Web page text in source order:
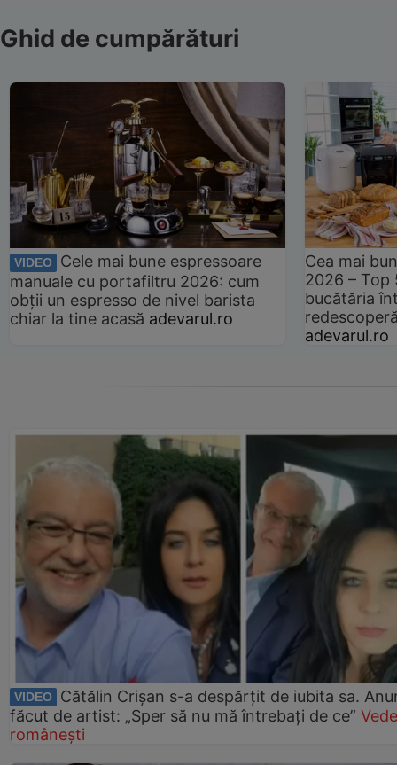
Ghid de cumpărături
VIDEO
Cele mai bune espressoare
manuale cu portafiltru 2026: cum
obții un espresso de nivel barista
chiar la tine acasă adevarul.ro
Cea mai
2026 –
bucătăria
adevarul.ro
VIDEO
Cătălin Crișan s-a despărțit de iubita sa.
făcut de artist: „Sper să nu mă întrebați de ce”
românești